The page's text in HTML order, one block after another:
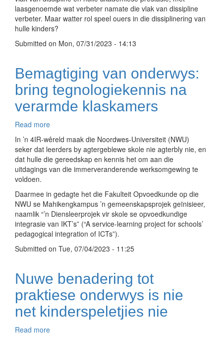
op
die
rol
van
ouers
dissiplinering
van
leerders
laasgenoemde wat verbeter namate die vlak van dissipline
verbeter. Maar watter rol speel ouers in die dissiplinering van
hulle kinders?
Submitted on Mon, 07/31/2023 - 14:13
Bemagtiging van onderwys:
bring tegnologiekennis na
verarmde klaskamers
Read more
Bemagtiging
van
onderwys:
bring
tegnologiekennis
verarmde
klaskamers
In ’n 4IR-wêreld maak die Noordwes-Universiteit (NWU)
seker dat leerders by agtergeblewe skole nie agterbly nie, en
dat hulle die gereedskap en kennis het om aan die
uitdagings van die immerveranderende werksomgewing te
voldoen.
Daarmee in gedagte het die Fakulteit Opvoedkunde op die
NWU se Mahikengkampus ’n gemeenskapsprojek geïnisieer,
naamlik “’n Diensleerprojek vir skole se opvoedkundige
integrasie van IKT’s” (“A service-learning project for schools’
pedagogical integration of ICTs”).
Submitted on Tue, 07/04/2023 - 11:25
Nuwe benadering tot
praktiese onderwys is nie
net kinderspeletjies nie
Read more